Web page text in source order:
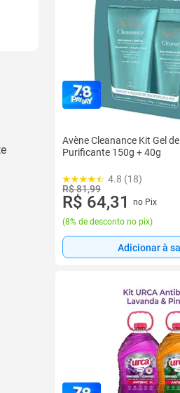
Avène Cleanance Kit Gel
Purificante 150g + 40g
4.8 (18)
R$ 81,99
R$ 64,31
no Pix
(8% de desconto no pix)
Adicionar à